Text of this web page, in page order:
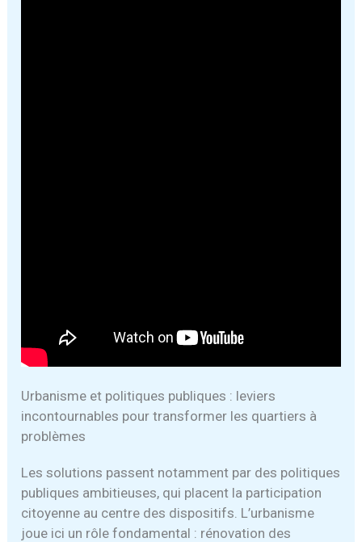
Urbanisme et politiques publiques : leviers
incontournables pour transformer les quartiers à
problèmes
Les solutions passent notamment par des politiques
publiques ambitieuses, qui placent la participation
citoyenne au centre des dispositifs. L’urbanisme
joue ici un rôle fondamental : rénovation des